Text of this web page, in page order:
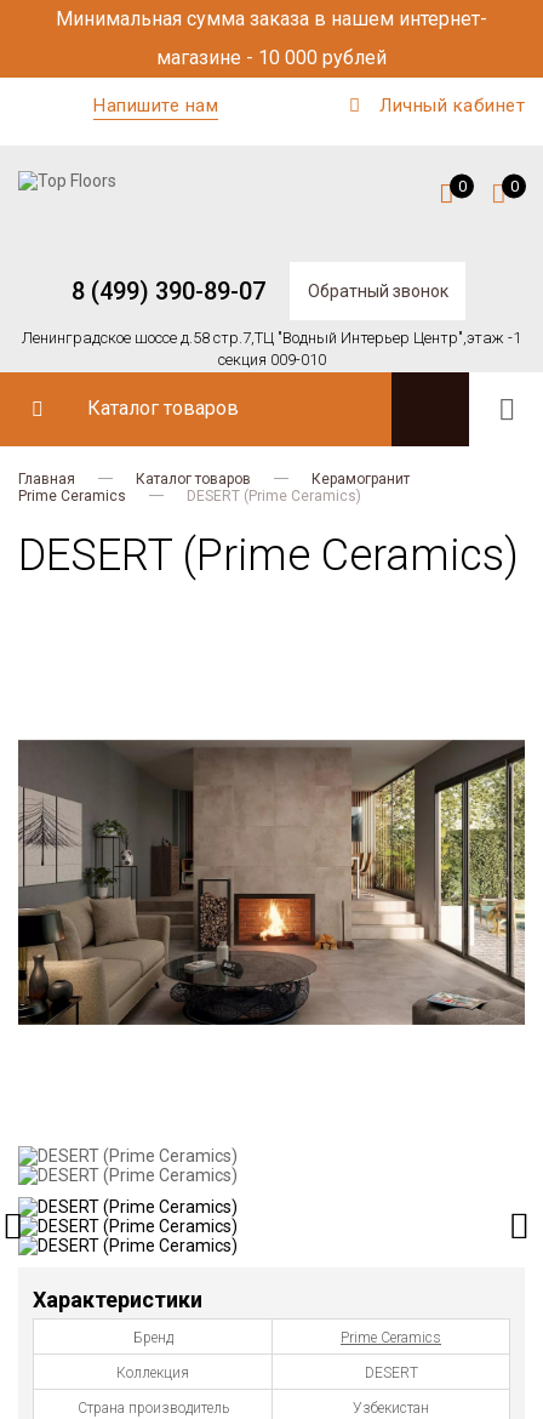
Минимальная сумма заказа в нашем интернет-
магазине - 10 000 рублей
Напишите нам Личный кабинет
8 (499) 390-89-07 Обратный звонок
Ленинградское шоссе д.58 стр.7,ТЦ "Водный Интерьер Центр",этаж -1
секция 009-010
0 0
Каталог товаров
Главная Каталог товаров
Керамогранит
Prime Ceramics
DESERT (Prime Ceramics)
DESERT (Prime Ceramics)
Характеристики
Бренд Prime Ceramics
Коллекция DESERT
Страна производитель Узбекистан